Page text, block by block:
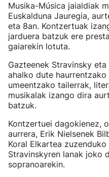
Musika-Música jaialdiak
Euskalduna Jauregia,
eta 8an. Kontzertuak
jarduera batzuk ere
gaiarekin lotuta.
Gazteenek Stravinsky
ahalko dute
umeentzako tailerrak,
musikalak izango dira
batzuk.
Kontzertuei dagokienez,
aurrera, Erik Nielsenek
Koral Elkartea
Stravinskyren lanak joko
sopranoarekin.